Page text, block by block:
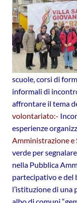
scuole, corsi di
informali di
affrontare il tema
volontariato:-
esperienze
Amministrazione e
verde per
nella Pubblica
partecipativo e del
l’istituzione di una